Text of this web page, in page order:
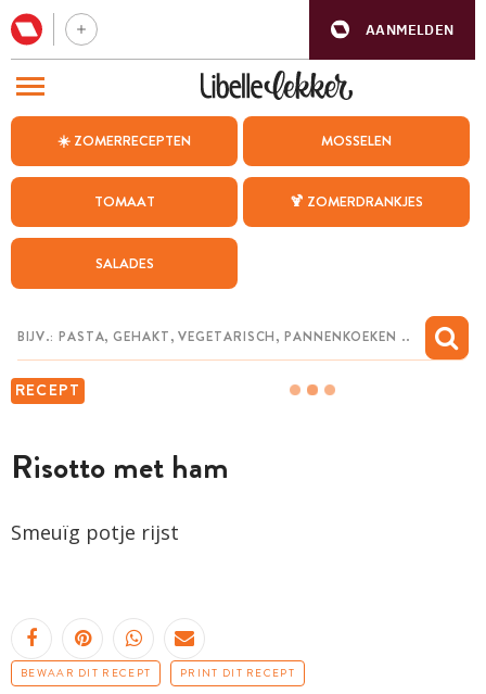
AANMELDEN
☀️ ZOMERRECEPTEN MOSSELEN
TOMAAT 🍹 ZOMERDRANKJES
SALADES
RECEPT
Risotto met ham
Smeuïg potje rijst
BEWAAR DIT RECEPT PRINT DIT RECEPT
BEZOEK ONZE ANDERE WEBSITES
WEEKMENU
CHAT MET MAIA
MIJN BEWAARDE RECEPTEN